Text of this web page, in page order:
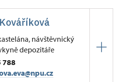
návštěvnický
depozitáře
788